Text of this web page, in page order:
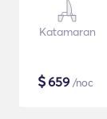
Katamaran
$659 /noc